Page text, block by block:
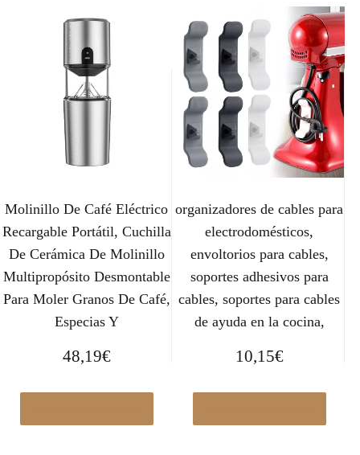
Molinillo De Café Eléctrico
Recargable Portátil, Cuchilla
De Cerámica De Molinillo
Multipropósito Desmontable
Para Moler Granos De Café,
Especias Y
48,19€
organizadores de cables para
electrodomésticos,
envoltorios para cables,
soportes adhesivos para
cables, soportes para cables
de ayuda en la cocina,
10,15€